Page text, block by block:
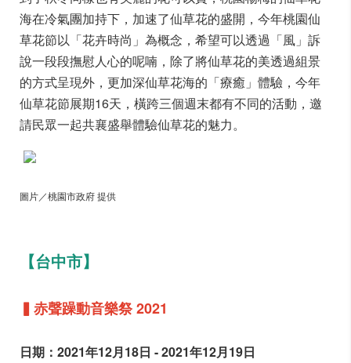
海在冷氣團加持下，加速了仙草花的盛開，今年桃園仙
草花節以「花卉時尚」為概念，希望可以透過「風」訴
說一段段撫慰人心的呢喃，除了將仙草花的美透過組景
的方式呈現外，更加深仙草花海的「療癒」體驗，今年
仙草花節展期16天，橫跨三個週末都有不同的活動，邀
請民眾一起共襄盛舉體驗仙草花的魅力。
圖片／桃園市政府 提供
【台中市】
▍赤聲躁動音樂祭 2021
日期：2021年12月18日 - 2021年12月19日